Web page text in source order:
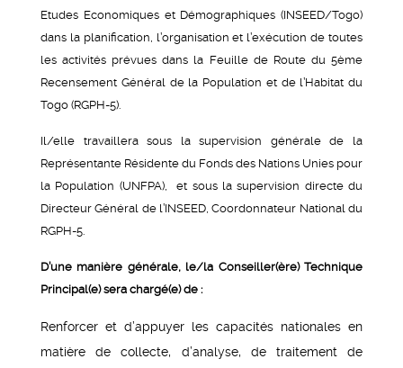
Etudes Economiques et Démographiques (INSEED/Togo)
dans la planification, l’organisation et l’exécution de toutes
les activités prévues dans la Feuille de Route du 5ème
Recensement Général de la Population et de l’Habitat du
Togo (RGPH-5).
Il/elle travaillera sous la supervision générale de la
Représentante Résidente du Fonds des Nations Unies pour
la Population (UNFPA), et sous la supervision directe du
Directeur Général de l’INSEED, Coordonnateur National du
RGPH-5.
D’une manière générale, le/la Conseiller(ère) Technique
Principal(e) sera chargé(e) de :
Renforcer et d’appuyer les capacités nationales en
matière de collecte, d’analyse, de traitement de